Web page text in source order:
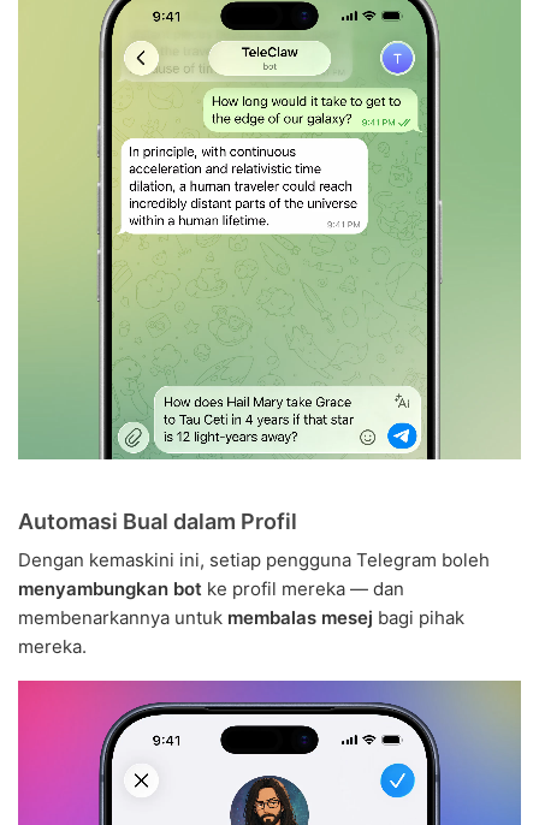
Automasi Bual dalam Profil
Dengan kemaskini ini, setiap pengguna Telegram boleh
menyambungkan bot ke profil mereka — dan
membenarkannya untuk membalas mesej bagi pihak
mereka.